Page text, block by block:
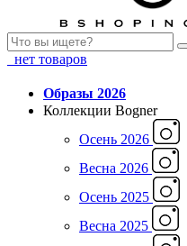
нет товаров
Образы 2026
Коллекции Bogner
Осень 2026
Весна 2026
Осень 2025
Весна 2025